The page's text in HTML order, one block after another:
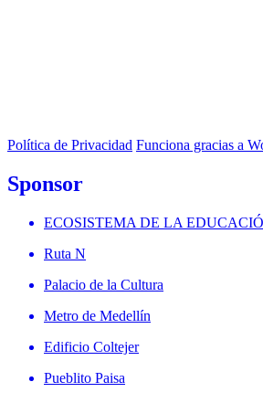
Política de Privacidad Funciona gracias a
Sponsor
ECOSISTEMA DE LA
Ruta N
Palacio de la Cultura
Metro de Medellín
Edificio Coltejer
Pueblito Paisa